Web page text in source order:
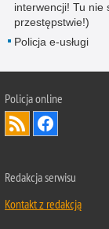
interwencji! Tu nie
przestępstwie!)
Policja e-usługi
Policja online
Redakcja serwisu
Kontakt z redakcją